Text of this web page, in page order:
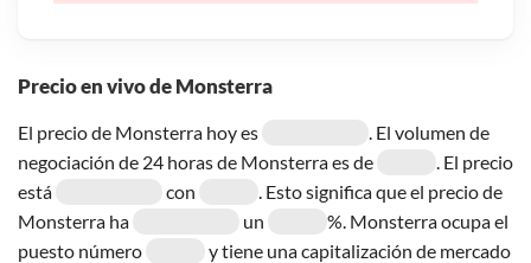
Precio en vivo de Monsterra
El precio de Monsterra hoy es
. El volumen de
negociación de 24 horas de Monsterra es de
. El precio
está
con
. Esto significa que el precio de
Monsterra ha
un
%. Monsterra ocupa el
puesto número
y tiene una capitalización de mercado